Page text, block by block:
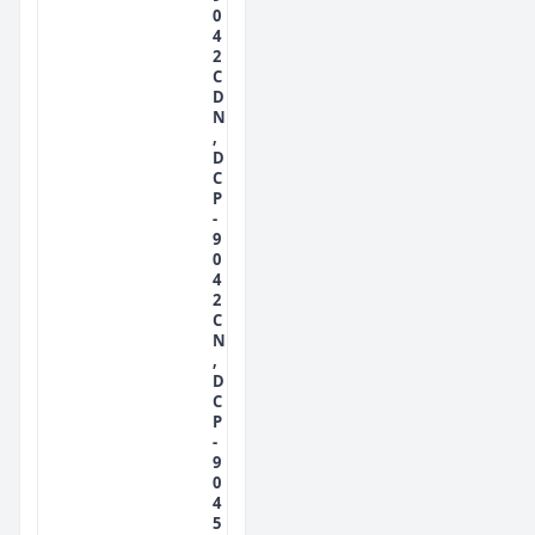
0
4
2
C
D
N
,
D
C
P
-
9
0
4
2
C
N
,
D
C
P
-
9
0
4
5